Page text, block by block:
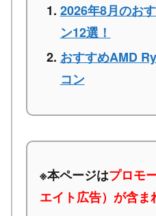
2026年8月のお
ン12選！
おすすめAMD
コン
※本ページはプロモ
エイト広告）が含ま